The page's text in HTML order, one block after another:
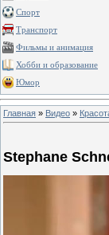
Спорт
Транспорт
Фильмы и анимация
Хобби и образование
Юмор
Главная » Видео »
Stephane